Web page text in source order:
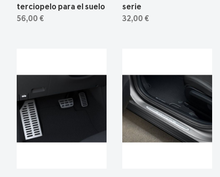
terciopelo para el suelo
56,00 €
serie
32,00 €